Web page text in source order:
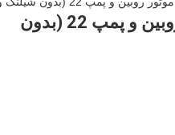
سمپاش زنبه اي با موتور روبين و پمپ 22 (بدون